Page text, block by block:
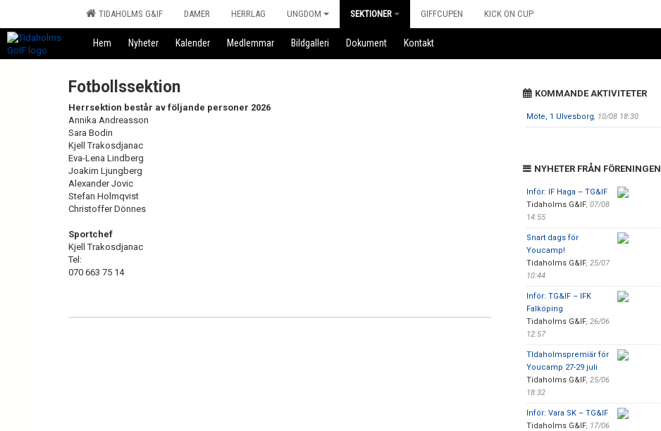
TIDAHOLMS G&IF DAMER HERRLAG UNGDOM SEKTIONER GIFFCUPEN KICK ON CUP
Hem Nyheter Kalender Medlemmar Bildgalleri Dokument Kontakt
Fotbollssektion
Herrsektion består av följande personer 2026
Annika Andreasson
Sara Bodin
Kjell Trakosdjanac
Eva-Lena Lindberg
Joakim Ljungberg
Alexander Jovic
Stefan Holmqvist
Christoffer Dönnes
Sportchef
Kjell Trakosdjanac
Tel:
070 663 75 14
KOMMANDE AKTIVITETER
Möte, 1 Ulvesborg, 10/08 18:30
NYHETER FRÅN FÖRENINGEN
Inför: IF Haga – TG&IF
Tidaholms G&IF, 07/08
14:55
Snart dags för
Youcamp!
Tidaholms G&IF, 25/07
10:44
Inför: TG&IF – IFK
Falköping
Tidaholms G&IF, 26/06
12:57
TIdaholmspremiär för
Youcamp 27-29 juli
Tidaholms G&IF, 25/06
18:32
Inför: Vara SK – TG&IF
Tidaholms G&IF, 17/06